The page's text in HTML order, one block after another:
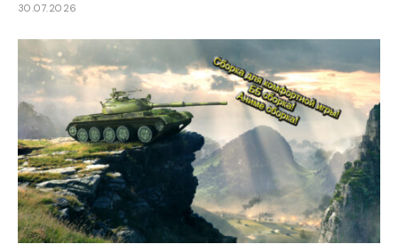
30.07.2026